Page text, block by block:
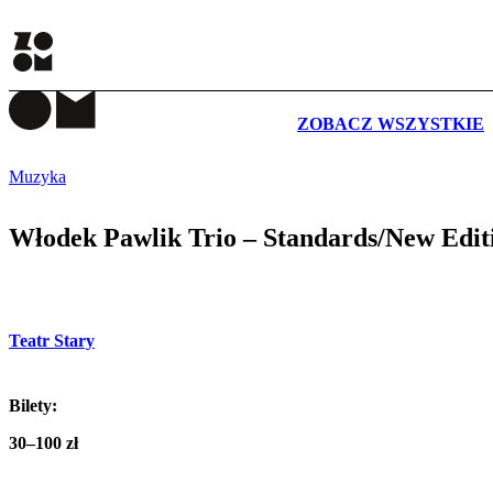
ZOBACZ WSZYSTKIE
Muzyka
Włodek Pawlik Trio – Standards/New
Teatr Stary
Bilety:
30–100 zł